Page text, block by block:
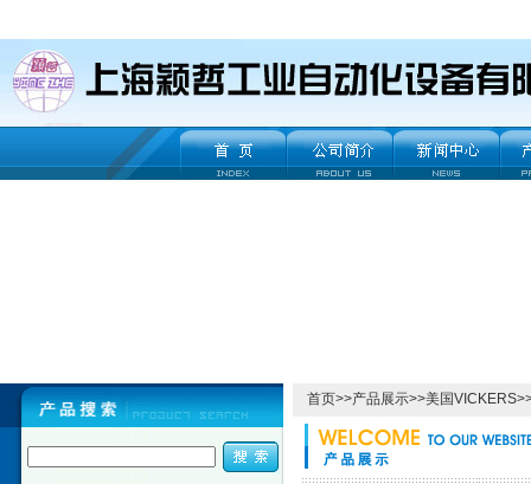
首页>>产品展示>>美国VICKERS